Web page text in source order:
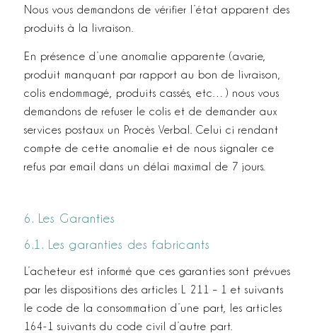
Nous vous demandons de vérifier l’état apparent des
produits à la livraison.
En présence d’une anomalie apparente (avarie,
produit manquant par rapport au bon de livraison,
colis endommagé, produits cassés, etc…) nous vous
demandons de refuser le colis et de demander aux
services postaux un Procès Verbal. Celui ci rendant
compte de cette anomalie et de nous signaler ce
refus par e­mail dans un délai maximal de 7 jours.
6. Les Garanties
6.1. Les garanties des fabricants
L’acheteur est informé que ces garanties sont prévues
par les dispositions des articles L 211 – 1 et suivants
le code de la consommation d’une part, les articles
164-1 suivants du code civil d’autre part.